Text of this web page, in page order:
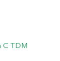
С TDM